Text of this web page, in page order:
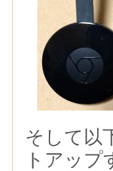
そして以
トアップ